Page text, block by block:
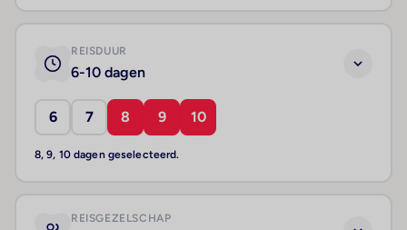
REISDUUR
6-10 dagen
6 7 8 9 10
8, 9, 10 dagen geselecteerd.
REISGEZELSCHAP